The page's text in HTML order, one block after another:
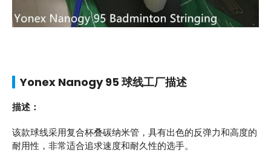
Yonex Nanogy 95 球线工厂描述
描述：
该款球线采用复合杯叠碳纳米管，具有出色的反弹力和高度的
耐用性，非常适合追求速度和耐久性的选手。